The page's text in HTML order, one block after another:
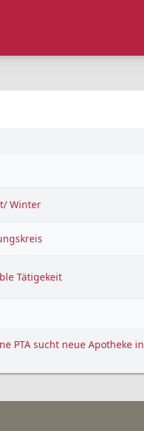
Winter
Tätigekeit
PTA sucht neue Apotheke in